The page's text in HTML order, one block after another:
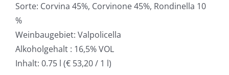
Sorte: Corvina 45%, Corvinone 45%, Rondinella 10
%
Weinbaugebiet: Valpolicella
Alkoholgehalt : 16,5% VOL
Inhalt: 0.75 l (€ 53,20 / 1 l)